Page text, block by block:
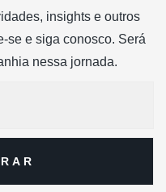
insights e outros
se e siga conosco. Será
nessa jornada.